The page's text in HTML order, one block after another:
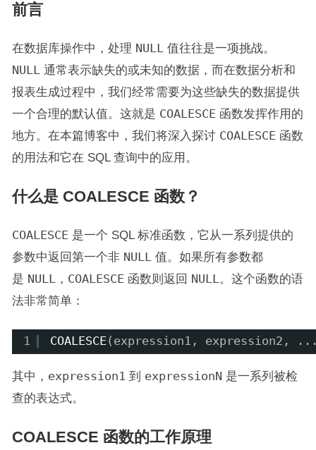
前言
在数据库操作中，处理 NULL 值往往是一项挑战。
NULL 通常表示缺失的或未知的数据，而在数据分析和
报表生成过程中，我们经常需要为这些缺失的数据提供
一个合理的默认值。这就是 COALESCE 函数发挥作用的
地方。在本篇博客中，我们将深入探讨 COALESCE 函数
的用法和它在 SQL 查询中的应用。
什么是 COALESCE 函数？
COALESCE 是一个 SQL 标准函数，它从一系列提供的
参数中返回第一个非 NULL 值。如果所有参数都
是 NULL ， COALESCE 函数则返回 NULL。这个函数的语
法非常简单：
1 COALESCE(expression1, expression2,
其中， expression1 到 expressionN 是一系列被检
查的表达式。
COALESCE 函数的工作原理